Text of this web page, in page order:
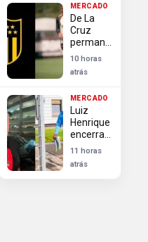
do
futebol
russo
MERCADO
De La
Cruz
permanece
no
Flamengo
após
finalizar
negociações
10 horas
atrás
MERCADO
Luiz
Henrique
encerra
negociação
e não
jogará no
11 horas
atrás